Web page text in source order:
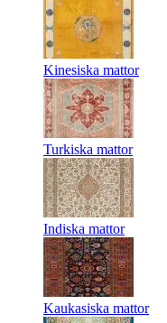
Kinesiska mattor
Turkiska mattor
Indiska mattor
Kaukasiska mattor